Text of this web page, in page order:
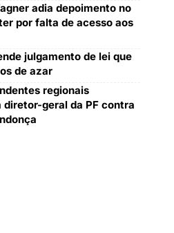
adia depoimento no
por falta de acesso aos
julgamento de lei que
de azar
regionais
diretor-geral da PF contra